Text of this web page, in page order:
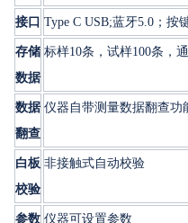
接口 Type C USB;蓝牙5.0；按
存储
数据
标样10条，试样100条，
数据
翻查
仪器自带测量数据翻查功
白板
校验
非接触式自动校验
参数 仪器可设置参数